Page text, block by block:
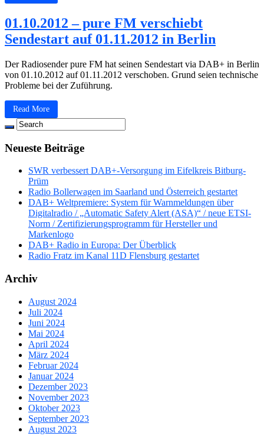
01.10.2012 – pure FM verschiebt
Sendestart auf 01.11.2012 in Berlin
Der Radiosender pure FM hat seinen Sendestart via DAB+ in Berlin
von 01.10.2012 auf 01.11.2012 verschoben. Grund seien technische
Probleme bei der Zuführung.
Read More
Neueste Beiträge
SWR verbessert DAB+-Versorgung im Eifelkreis Bitburg-
Prüm
Radio Bollerwagen im Saarland und Österreich gestartet
DAB+ Weltpremiere: System für Warnmeldungen über
Digitalradio / „Automatic Safety Alert (ASA)“ / neue ETSI-
Norm / Zertifizierungsprogramm für Hersteller und
Markenlogo
DAB+ Radio in Europa: Der Überblick
Radio Fratz im Kanal 11D Flensburg gestartet
Archiv
August 2024
Juli 2024
Juni 2024
Mai 2024
April 2024
März 2024
Februar 2024
Januar 2024
Dezember 2023
November 2023
Oktober 2023
September 2023
August 2023